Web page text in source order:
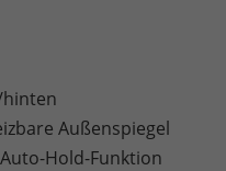
Außenspiegel
Hold-Funktion